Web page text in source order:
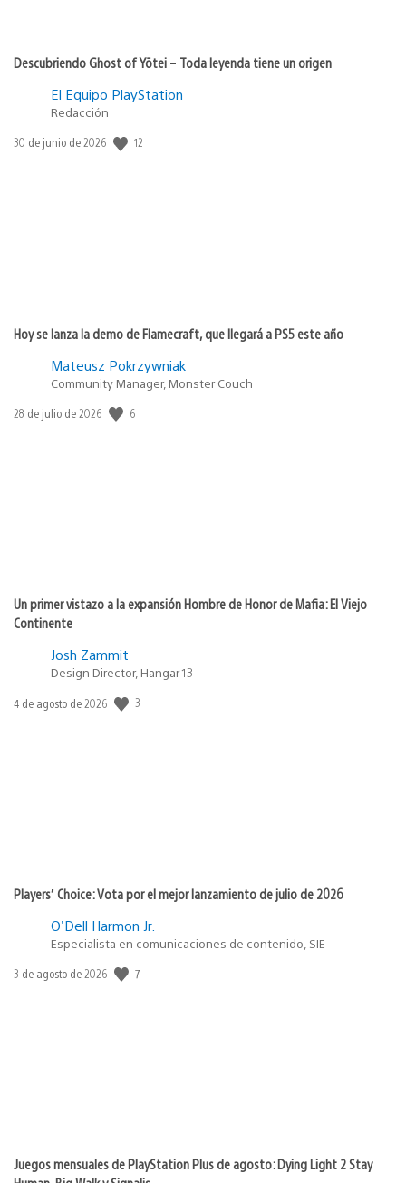
Descubriendo Ghost of Yōtei – Toda leyenda tiene un origen
El Equipo PlayStation
Redacción
Fecha
30 de junio de 2026 12
Hoy se lanza la demo de Flamecraft, que llegará a PS5 este año
Mateusz Pokrzywniak
Community Manager, Monster Couch
Fecha
28 de julio de 2026 6
Un primer vistazo a la expansión Hombre de Honor de Mafia: El Viejo
Continente
Josh Zammit
Design Director, Hangar 13
Fecha
4 de agosto de 2026 3
Players’ Choice: Vota por el mejor lanzamiento de julio de 2026
O'Dell Harmon Jr.
Especialista en comunicaciones de contenido, SIE
Fecha
3 de agosto de 2026 7
Juegos mensuales de PlayStation Plus de agosto: Dying Light 2 Stay